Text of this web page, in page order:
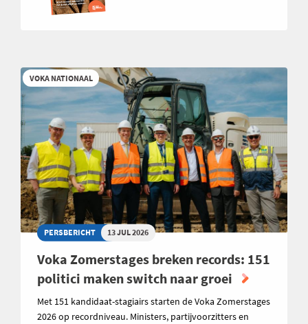
VOKA NATIONAAL
PERSBERICHT 13 JUL 2026
Voka Zomerstages breken records: 151
politici maken switch naar groei
Met 151 kandidaat-stagiairs starten de Voka Zomerstages
2026 op recordniveau. Ministers, partijvoorzitters en